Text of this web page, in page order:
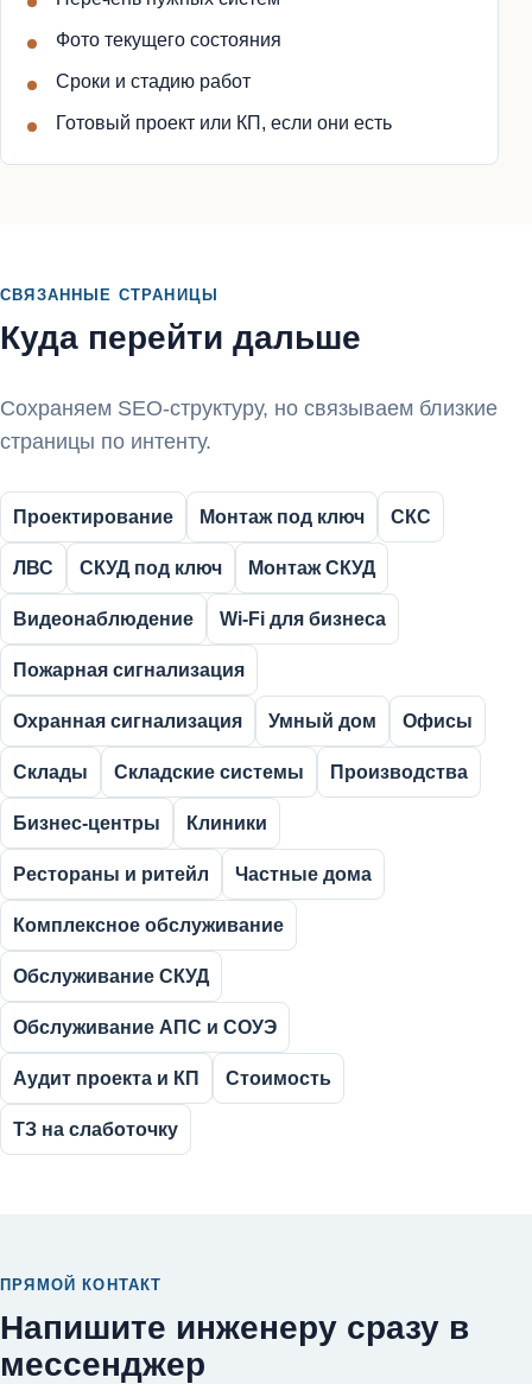
Фото текущего состояния
Сроки и стадию работ
Готовый проект или КП, если они есть
СВЯЗАННЫЕ СТРАНИЦЫ
Куда перейти дальше
Сохраняем SEO-структуру, но связываем близкие
страницы по интенту.
Проектирование Монтаж под ключ СКС
ЛВС СКУД под ключ Монтаж СКУД
Видеонаблюдение Wi-Fi для бизнеса
Пожарная сигнализация
Охранная сигнализация Умный дом Офисы
Склады Складские системы Производства
Бизнес-центры Клиники
Рестораны и ритейл Частные дома
Комплексное обслуживание
Обслуживание СКУД
Обслуживание АПС и СОУЭ
Аудит проекта и КП Стоимость
ТЗ на слаботочку
ПРЯМОЙ КОНТАКТ
Напишите инженеру сразу в
мессенджер